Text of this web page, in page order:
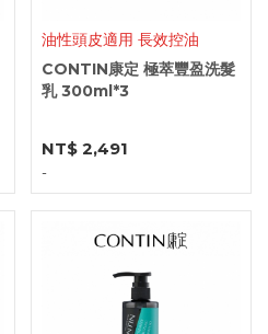
油性頭皮適用 長效控油
CONTIN康定 極萃豐盈洗髮
乳 300ml*3
NT$ 2,491
-